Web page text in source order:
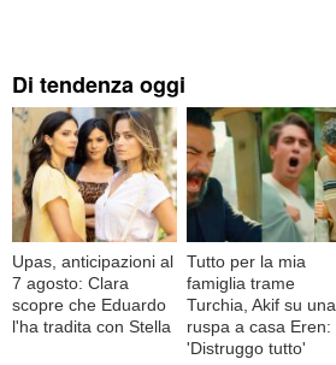
Di tendenza oggi
Upas, anticipazioni al
7 agosto: Clara
scopre che Eduardo
l'ha tradita con Stella
Tutto per la mia
famiglia trame
Turchia, Akif su una
ruspa a casa Eren:
'Distruggo tutto'